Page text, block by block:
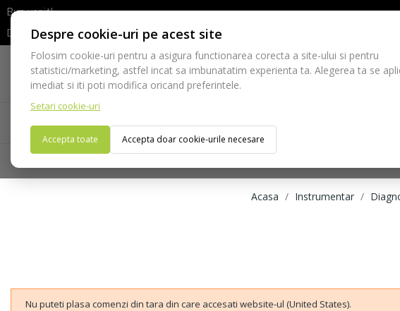
Despre cookie-uri pe acest site
Folosim cookie-uri pentru a asigura functionarea corecta a site-ului si pentru
statistici/marketing, astfel incat sa imbunatatim experienta ta. Alegerea ta se
imediat si iti poti modifica oricand preferintele.
Setari cookie-uri
Accepta toate Accepta doar cookie-urile necesare
Bun venit!
Dupa efectuarea comenzii va rugam sa asteptati confirmarea stocurilor inainte de
Telefon:
021-528 03 23
Acasa Consumabile Echipamente
Acasa Instrumentar
Nu puteti plasa comenzi din tara din care accesati website-ul (United States).